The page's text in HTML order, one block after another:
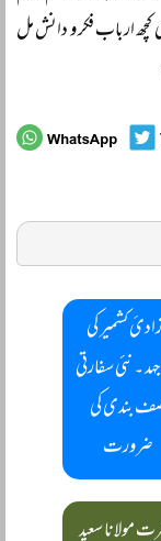
ارباب فکر و دانش مل
کشمیر کی
۔ نئی سفارتی
بندی کی
ضرورت
مولانا سعید